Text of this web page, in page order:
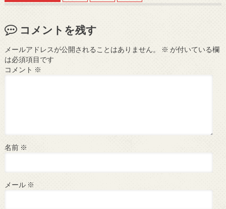
コメントを残す
メールアドレスが公開されることはありません。 ※ が付いている欄
は必須項目です
コメント ※
名前 ※
メール ※